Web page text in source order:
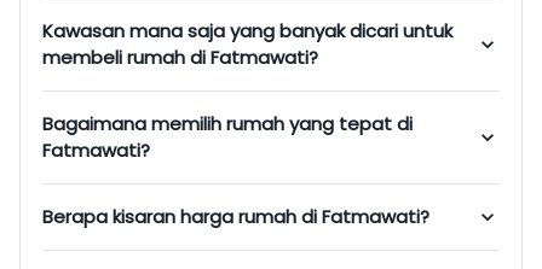
Kawasan mana saja yang banyak dicari untuk
membeli rumah di Fatmawati?
Bagaimana memilih rumah yang tepat di
Fatmawati?
Berapa kisaran harga rumah di Fatmawati?